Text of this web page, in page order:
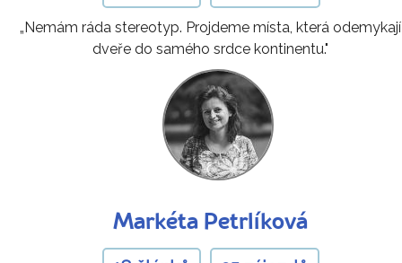
„Nemám ráda stereotyp. Projdeme místa, která odemykají
dveře do samého srdce kontinentu."
Markéta Petrlíková